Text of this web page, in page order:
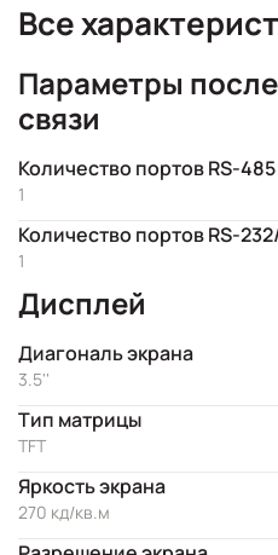
Все
Параметры
связи
Количество портов RS-485
1
Количество портов RS-
1
Дисплей
Диагональ экрана
3.5''
Тип матрицы
TFT
Яркость экрана
270 кд/кв.м